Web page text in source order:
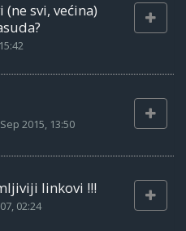
svi, većina)
2015, 13:50
linkovi !!!
02:24